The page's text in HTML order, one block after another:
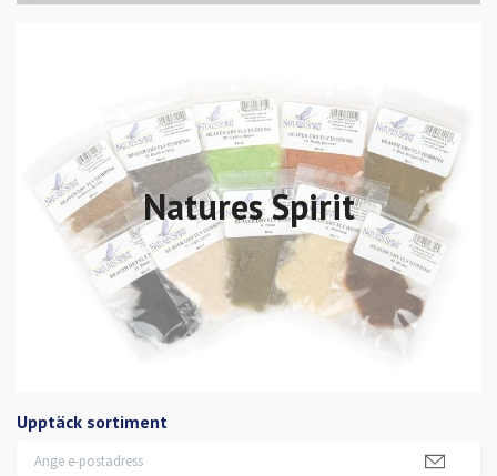
Natures Spirit
Upptäck sortiment